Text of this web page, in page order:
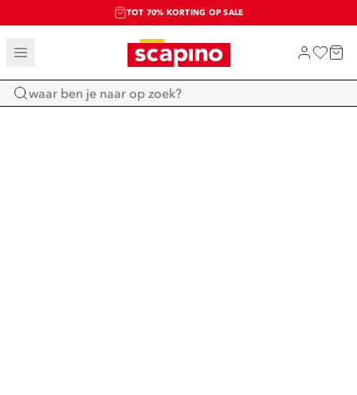
TOT 70% KORTING OP SALE
SALE: LAATSTE KANS!
SHOP NIEUW
Home